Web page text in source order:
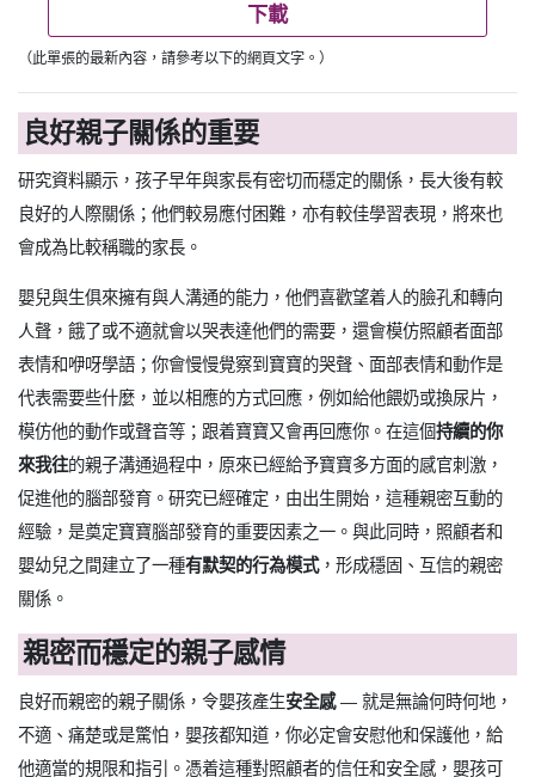
下載
（此單張的最新內容，請參考以下的網頁文字。）
良好親子關係的重要
研究資料顯示，孩子早年與家長有密切而穩定的關係，長大後有較
良好的人際關係；他們較易應付困難，亦有較佳學習表現，將來也
會成為比較稱職的家長。
嬰兒與生俱來擁有與人溝通的能力，他們喜歡望着人的臉孔和轉向
人聲，餓了或不適就會以哭表達他們的需要，還會模仿照顧者面部
表情和咿呀學語；你會慢慢覺察到寶寶的哭聲、面部表情和動作是
代表需要些什麼，並以相應的方式回應，例如給他餵奶或換尿片，
模仿他的動作或聲音等；跟着寶寶又會再回應你。在這個持續的你
來我往的親子溝通過程中，原來已經給予寶寶多方面的感官刺激，
促進他的腦部發育。研究已經確定，由出生開始，這種親密互動的
經驗，是奠定寶寶腦部發育的重要因素之一。與此同時，照顧者和
嬰幼兒之間建立了一種有默契的行為模式，形成穩固、互信的親密
關係。
親密而穩定的親子感情
良好而親密的親子關係，令嬰孩產生安全感― 就是無論何時何地，
不適、痛楚或是驚怕，嬰孩都知道，你必定會安慰他和保護他，給
他適當的規限和指引。憑着這種對照顧者的信任和安全感，嬰孩可